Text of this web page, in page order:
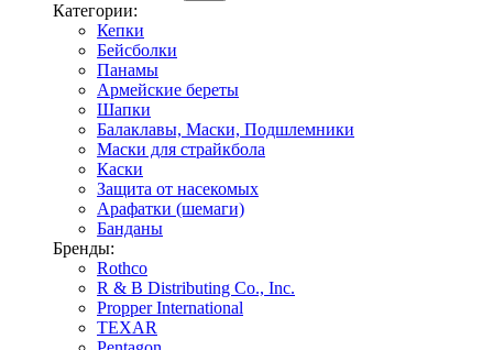
Категории:
Кепки
Бейсболки
Панамы
Армейские береты
Шапки
Балаклавы, Маски, Подшлемники
Маски для страйкбола
Каски
Защита от насекомых
Арафатки (шемаги)
Банданы
Бренды:
Rothco
R & B Distributing Co., Inc.
Propper International
TEXAR